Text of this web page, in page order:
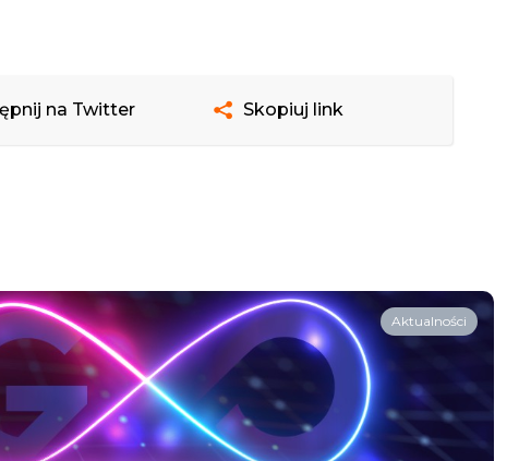
na Twitter Skopiuj link
Aktualności